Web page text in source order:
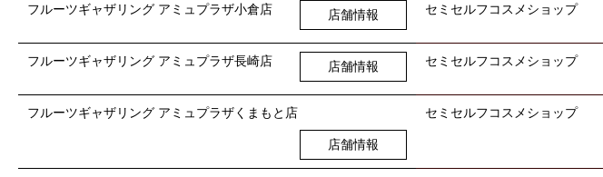
フルーツギャザリング アミュプラザ小倉店 店舗情報 セミセルフコスメショップ
フルーツギャザリング アミュプラザ長崎店 店舗情報 セミセルフコスメショップ
フルーツギャザリング アミュプラザくまもと店
店舗情報
セミセルフコスメショップ